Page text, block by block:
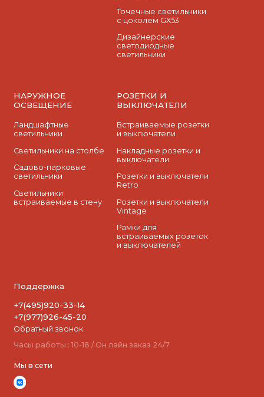
Точечные светильники
с цоколем GX53
Дизайнерские
светодиодные
светильники
НАРУЖНОЕ
ОСВЕЩЕНИЕ
Ландшафтные
светильники
Светильники на столбе
Садово-парковые
светильники
Светильники
встраиваемые в стену
РОЗЕТКИ И
ВЫКЛЮЧАТЕЛИ
Встраиваемые розетки
и выключатели
Накладные розетки и
выключатели
Розетки и выключатели
Retro
Розетки и выключатели
Vintage
Рамки для
встраиваемых розеток
и выключателей
Поддержка
+7(495)920-33-14
+7(977)926-45-20
Обратный звонок
Часы работы : 10-18 / Он лайн заказ 24/7
Мы в сети